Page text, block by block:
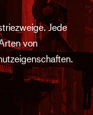
Jede
von